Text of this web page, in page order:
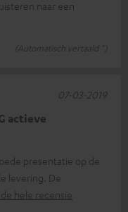
naar een
(Automatisch vertaald *)
actieve
presentatie op de
levering. De
de hele recensie
07-03-2019